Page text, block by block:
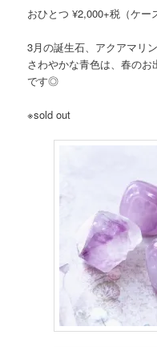
おひとつ ¥2,000+税（ケー
3月の誕生石、アクアマリ
さわやかな青色は、春の
です◎
※sold out